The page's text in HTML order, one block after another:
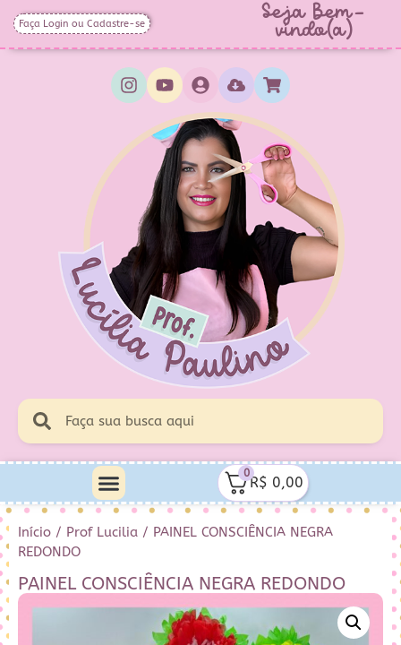
Faça Login ou Cadastre-se Seja Bem-
vindo(a)
0
R$ 0,00
Início / Prof Lucilia / PAINEL CONSCIÊNCIA NEGRA
REDONDO
PAINEL CONSCIÊNCIA NEGRA REDONDO